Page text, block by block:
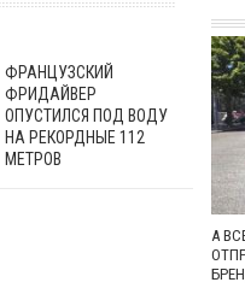
ФРАНЦУЗСКИЙ
ФРИДАЙВЕР
ОПУСТИЛСЯ ПОД ВОДУ
НА РЕКОРДНЫЕ 112
МЕТРОВ
А